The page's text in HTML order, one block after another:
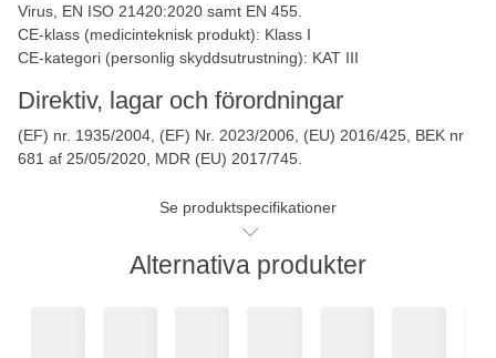
Virus, EN ISO 21420:2020 samt EN 455.
CE-klass (medicinteknisk produkt): Klass I
CE-kategori (personlig skyddsutrustning): KAT III
Direktiv, lagar och förordningar
(EF) nr. 1935/2004, (EF) Nr. 2023/2006, (EU) 2016/425, BEK nr
681 af 25/05/2020, MDR (EU) 2017/745.
Se produktspecifikationer
Alternativa produkter